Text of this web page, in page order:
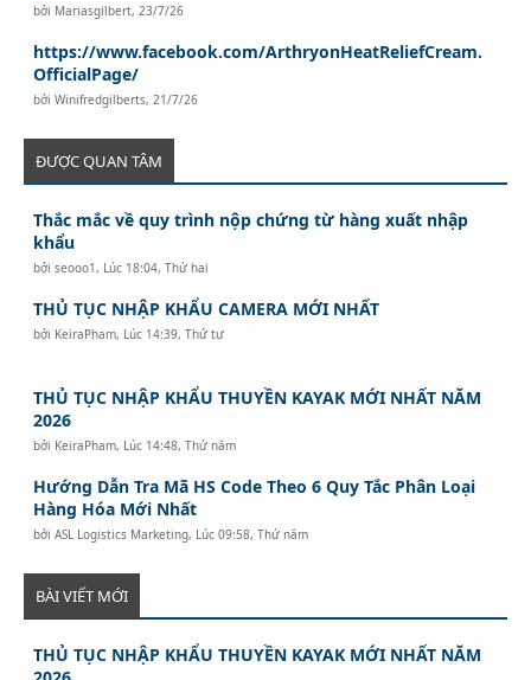
bởi Mariasgilbert, 23/7/26
https://www.facebook.com/ArthryonHeatReliefCream.
OfficialPage/
bởiWinifredgilberts, 21/7/26
ĐƯỢC QUAN TÂM
Thắc mắc về quy trình nộp chứng từ hàng xuất nhập
khẩu
bởiseooo1 , Lúc 18:04, Thứ hai
THỦ TỤC NHẬP KHẨU CAMERA MỚI NHẤT
bởi KeiraPham, Lúc 14:39, Thứ tư
THỦ TỤC NHẬP KHẨU THUYỀN KAYAK MỚI NHẤT NĂM
2026
bởi KeiraPham, Lúc 14:48, Thứ năm
Hướng Dẫn Tra Mã HS Code Theo 6 Quy Tắc Phân Loại
Hàng Hóa Mới Nhất
bởiASL Logistics Marketing, Lúc 09:58, Thứ năm
BÀI VIẾT MỚI
THỦ TỤC NHẬP KHẨU THUYỀN KAYAK MỚI NHẤT NĂM